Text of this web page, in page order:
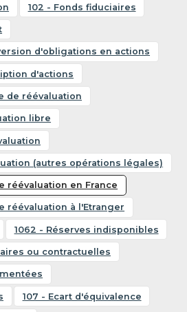
102 - Fonds fiduciaires
d'obligations en actions
d'actions
de réévaluation
libre
(autres opérations légales)
réévaluation en France
réévaluation à l'Etranger
1062 - Réserves indisponibles
ou contractuelles
107 - Ecart d'équivalence